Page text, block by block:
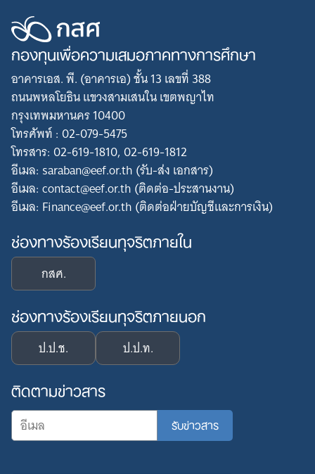
กองทุนเพื่อความเสมอภาคทางการศึกษา
อาคารเอส. พี. (อาคารเอ) ชั้น 13 เลขที่ 388
ถนนพหลโยธิน แขวงสามเสนใน เขตพญาไท
กรุงเทพมหานคร 10400
โทรศัพท์ : 02-079-5475
โทรสาร: 02-619-1810, 02-619-1812
อีเมล: saraban@eef.or.th (รับ-ส่ง เอกสาร)
อีเมล: contact@eef.or.th (ติดต่อ-ประสานงาน)
อีเมล: Finance@eef.or.th (ติดต่อฝ่ายบัญชีและการเงิน)
ช่องทางร้องเรียนทุจริตภายใน
กสศ.
ช่องทางร้องเรียนทุจริตภายนอก
ป.ป.ช. ป.ป.ท.
ติดตามข่าวสาร